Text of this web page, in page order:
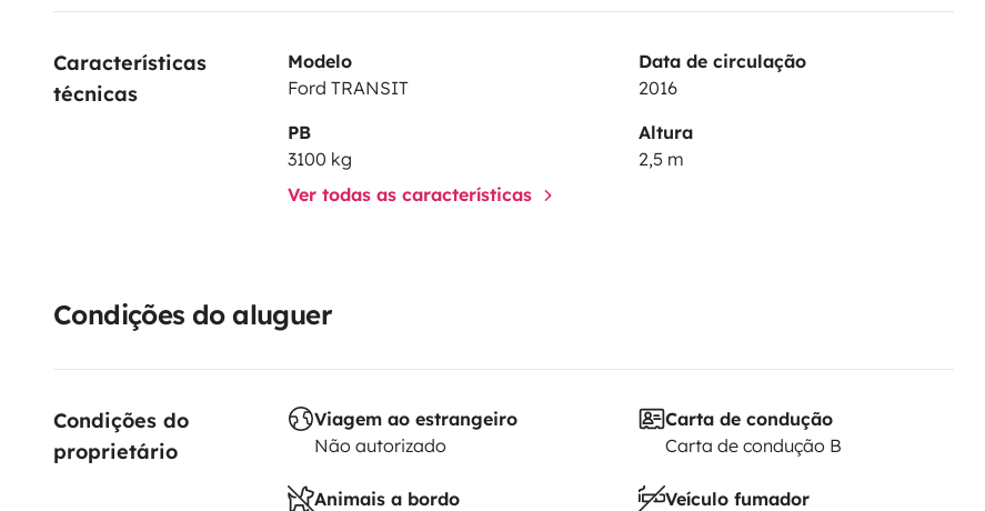
Características
técnicas
Modelo
Ford TRANSIT
Data de circulação
2016
PB
3100 kg
Altura
2,5 m
Ver todas as características
Condições do aluguer
Condições do
proprietário
Viagem ao estrangeiro
Não autorizado
Carta de condução
Carta de condução B
Animais a bordo
Veículo fumador